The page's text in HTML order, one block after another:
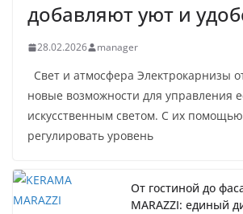
добавляют уют и
28.02.2026 manager
Свет и атмосфера Электрокарнизы
новые возможности для управления
искусственным светом. С их
регулировать уровень
От гостиной до
MARAZZI: единый